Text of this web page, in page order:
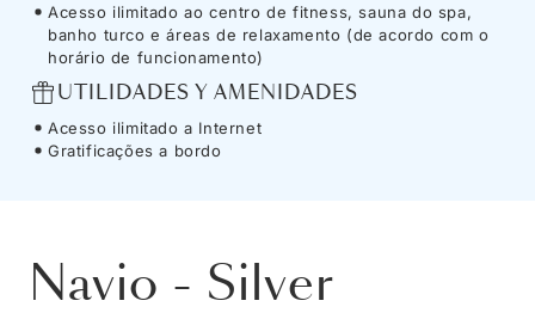
Acesso ilimitado ao centro de fitness, sauna do spa,
banho turco e áreas de relaxamento (de acordo com o
horário de funcionamento)
UTILIDADES Y AMENIDADES
Acesso ilimitado a Internet
Gratificações a bordo
Navio - Silver